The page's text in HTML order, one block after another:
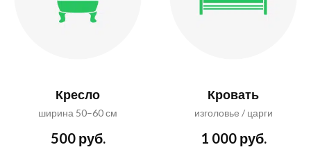
Кресло
ширина 50–60 см
500 руб.
Кровать
изголовье / царги
1 000 руб.